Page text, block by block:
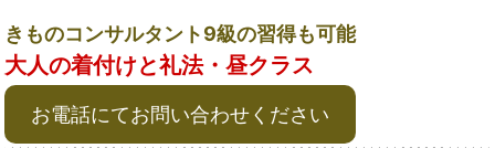
きものコンサルタント9級の習得も可能
大人の着付けと礼法・昼クラス
お電話にてお問い合わせください